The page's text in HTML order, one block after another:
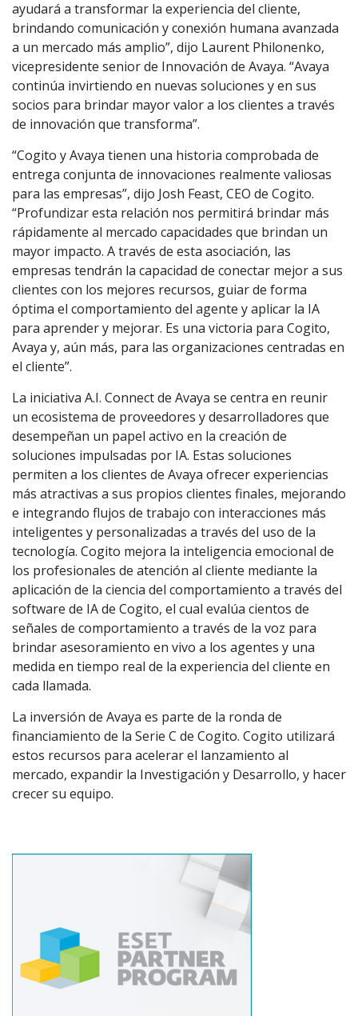
ayudará a transformar la experiencia del cliente,
brindando comunicación y conexión humana avanzada
a un mercado más amplio”, dijo Laurent Philonenko,
vicepresidente senior de Innovación de Avaya. “Avaya
continúa invirtiendo en nuevas soluciones y en sus
socios para brindar mayor valor a los clientes a través
de innovación que transforma”.
“Cogito y Avaya tienen una historia comprobada de
entrega conjunta de innovaciones realmente valiosas
para las empresas”, dijo Josh Feast, CEO de Cogito.
“Profundizar esta relación nos permitirá brindar más
rápidamente al mercado capacidades que brindan un
mayor impacto. A través de esta asociación, las
empresas tendrán la capacidad de conectar mejor a sus
clientes con los mejores recursos, guiar de forma
óptima el comportamiento del agente y aplicar la IA
para aprender y mejorar. Es una victoria para Cogito,
Avaya y, aún más, para las organizaciones centradas en
el cliente”.
La iniciativa A.I. Connect de Avaya se centra en reunir
un ecosistema de proveedores y desarrolladores que
desempeñan un papel activo en la creación de
soluciones impulsadas por IA. Estas soluciones
permiten a los clientes de Avaya ofrecer experiencias
más atractivas a sus propios clientes finales, mejorando
e integrando flujos de trabajo con interacciones más
inteligentes y personalizadas a través del uso de la
tecnología. Cogito mejora la inteligencia emocional de
los profesionales de atención al cliente mediante la
aplicación de la ciencia del comportamiento a través del
software de IA de Cogito, el cual evalúa cientos de
señales de comportamiento a través de la voz para
brindar asesoramiento en vivo a los agentes y una
medida en tiempo real de la experiencia del cliente en
cada llamada.
La inversión de Avaya es parte de la ronda de
financiamiento de la Serie C de Cogito. Cogito utilizará
estos recursos para acelerar el lanzamiento al
mercado, expandir la Investigación y Desarrollo, y hacer
crecer su equipo.